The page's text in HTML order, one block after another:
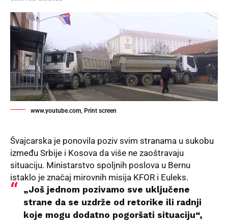
www.youtube.com, Print screen
Švajcarska je ponovila poziv svim stranama u sukobu
između Srbije i Kosova da više ne zaoštravaju
situaciju. Ministarstvo spoljnih poslova u Bernu
istaklo je značaj mirovnih misija KFOR i Euleks.
„Još jednom pozivamo sve uključene
strane da se uzdrže od retorike ili radnji
koje mogu dodatno pogoršati situaciju“,